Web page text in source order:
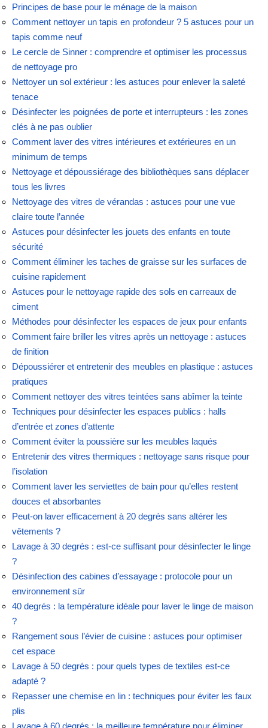
Principes de base pour le ménage de la maison
Comment nettoyer un tapis en profondeur ? 5 astuces pour un
tapis comme neuf
Le cercle de Sinner : comprendre et optimiser les processus
de nettoyage pro
Nettoyer un sol extérieur : les astuces pour enlever la saleté
tenace
Désinfecter les poignées de porte et interrupteurs : les zones
clés à ne pas oublier
Comment laver des vitres intérieures et extérieures en un
minimum de temps
Nettoyage et dépoussiérage des bibliothèques sans déplacer
tous les livres
Nettoyage des vitres de vérandas : astuces pour une vue
claire toute l’année
Astuces pour désinfecter les jouets des enfants en toute
sécurité
Comment éliminer les taches de graisse sur les surfaces de
cuisine rapidement
Astuces pour le nettoyage rapide des sols en carreaux de
ciment
Méthodes pour désinfecter les espaces de jeux pour enfants
Comment faire briller les vitres après un nettoyage : astuces
de finition
Dépoussiérer et entretenir des meubles en plastique : astuces
pratiques
Comment nettoyer des vitres teintées sans abîmer la teinte
Techniques pour désinfecter les espaces publics : halls
d’entrée et zones d’attente
Comment éviter la poussière sur les meubles laqués
Entretenir des vitres thermiques : nettoyage sans risque pour
l’isolation
Comment laver les serviettes de bain pour qu’elles restent
douces et absorbantes
Peut-on laver efficacement à 20 degrés sans altérer les
vêtements ?
Lavage à 30 degrés : est-ce suffisant pour désinfecter le linge
?
Désinfection des cabines d’essayage : protocole pour un
environnement sûr
40 degrés : la température idéale pour laver le linge de maison
?
Rangement sous l’évier de cuisine : astuces pour optimiser
cet espace
Lavage à 50 degrés : pour quels types de textiles est-ce
adapté ?
Repasser une chemise en lin : techniques pour éviter les faux
plis
Lavage à 60 degrés : la meilleure température pour éliminer